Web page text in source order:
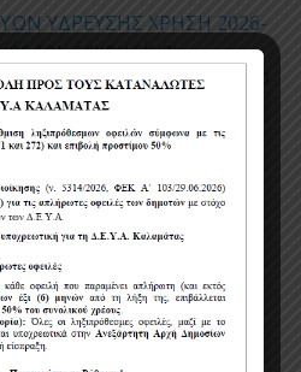
ΥΔΡΕΥΣΗΣ ΧΡΗΣΗ 2026-
του έργου είναι
Φ.Π.Α (ο
στον ανάδοχο, αρθ. 45,
– Ν.5144/2024). Με α/α
220305.
κυκλοφορίας και
εργασιών
δικτύου ύδρευσης